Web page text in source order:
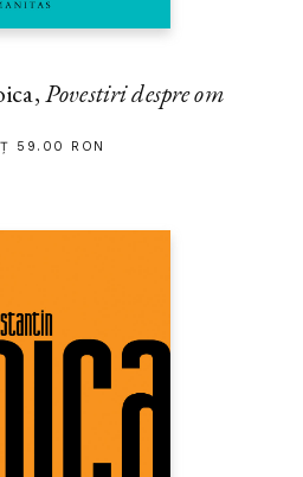
Povestiri despre om
59.00 RON